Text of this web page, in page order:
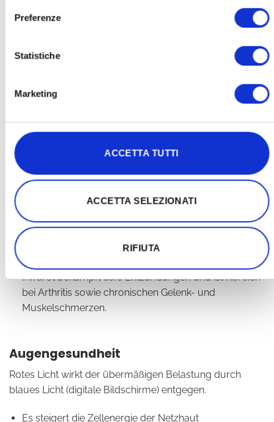
Preferenze
Statistiche
Marketing
ACCETTA TUTTI
ACCETTA SELEZIONATI
RIFIUTA
Rotes Licht:
verbessert die Stimmung, stimuliert die
Infrarotlicht:
Entzündungshemmung
Hautschichten: Es verbessert die Mikrozirkulation,
Infrarot bekämpft tiefe Entzündungen und ist hilfreich
bei Arthritis sowie chronischen Gelenk- und
Muskelschmerzen.
Augengesundheit
Rotes Licht wirkt der übermäßigen Belastung durch
blaues Licht (digitale Bildschirme) entgegen.
Es steigert die Zellenergie der Netzhaut